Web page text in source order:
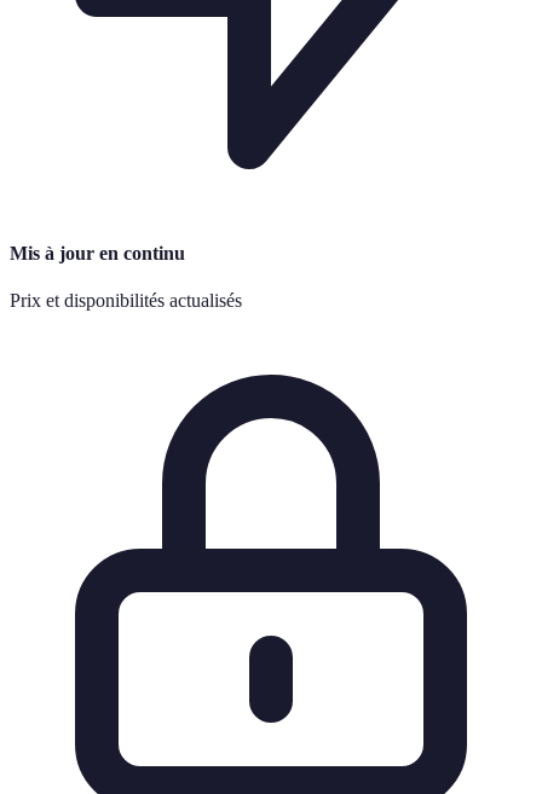
Mis à jour en continu
Prix et disponibilités actualisés